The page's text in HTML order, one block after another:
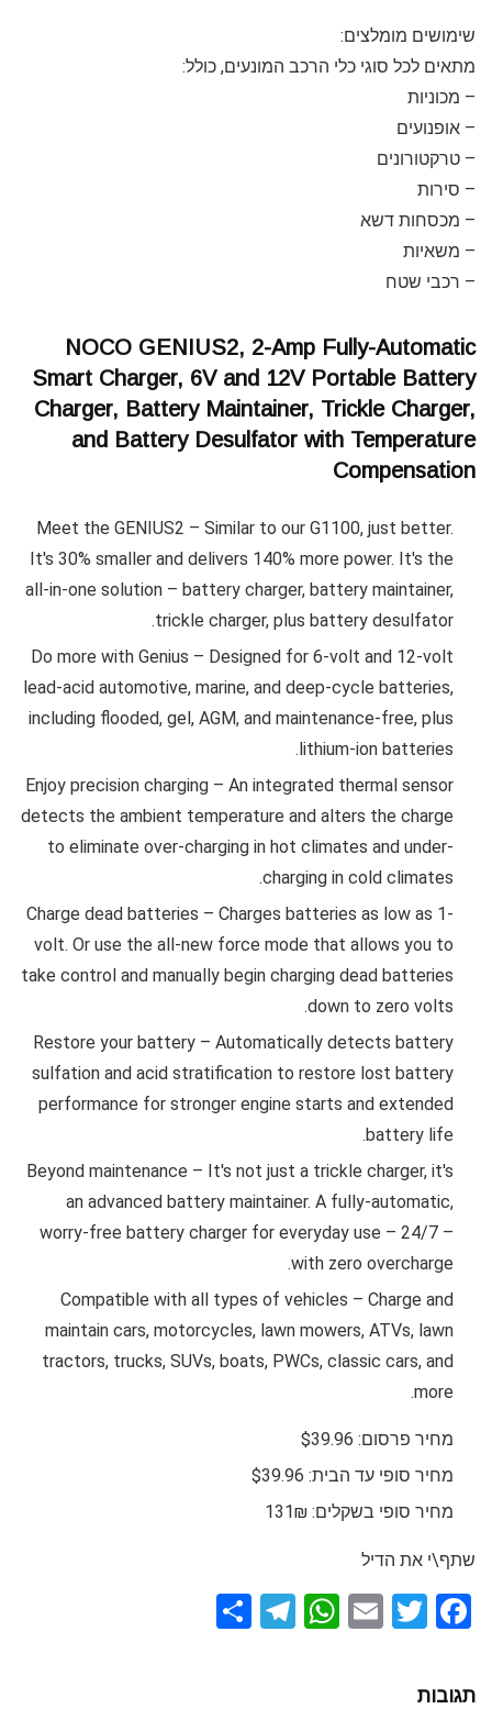
שימושים מומלצים:
מתאים לכל סוגי כלי הרכב המונעים, כולל:
– מכוניות
– אופנועים
– טרקטורונים
– סירות
– מכסחות דשא
– משאיות
– רכבי שטח
NOCO GENIUS2, 2-Amp Fully-Automatic
Smart Charger, 6V and 12V Portable Battery
Charger, Battery Maintainer, Trickle Charger,
and Battery Desulfator with Temperature
Compensation
Meet the GENIUS2 – Similar to our G1100, just better.
It's 30% smaller and delivers 140% more power. It's the
all-in-one solution – battery charger, battery maintainer,
trickle charger, plus battery desulfator.
Do more with Genius – Designed for 6-volt and 12-volt
lead-acid automotive, marine, and deep-cycle batteries,
including flooded, gel, AGM, and maintenance-free, plus
lithium-ion batteries.
Enjoy precision charging – An integrated thermal sensor
detects the ambient temperature and alters the charge
to eliminate over-charging in hot climates and under-
charging in cold climates.
Charge dead batteries – Charges batteries as low as 1-
volt. Or use the all-new force mode that allows you to
take control and manually begin charging dead batteries
down to zero volts.
Restore your battery – Automatically detects battery
sulfation and acid stratification to restore lost battery
performance for stronger engine starts and extended
battery life.
Beyond maintenance – It's not just a trickle charger, it's
an advanced battery maintainer. A fully-automatic,
worry-free battery charger for everyday use – 24/7 –
with zero overcharge.
Compatible with all types of vehicles – Charge and
maintain cars, motorcycles, lawn mowers, ATVs, lawn
tractors, trucks, SUVs, boats, PWCs, classic cars, and
more.
מחיר פרסום: $39.96
מחיר סופי עד הבית: $39.96
מחיר סופי בשקלים: 131₪
שתף\י את הדיל
F
ce
T
E
W
T
תגובות